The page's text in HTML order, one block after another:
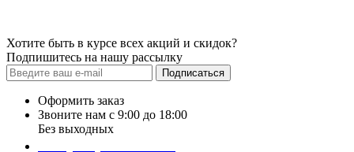
Хотите быть в курсе всех акций и скидок?
Подпишитесь на нашу рассылку
Подписаться
Оформить заказ
Звоните нам с 9:00 до 18:00
Без выходных